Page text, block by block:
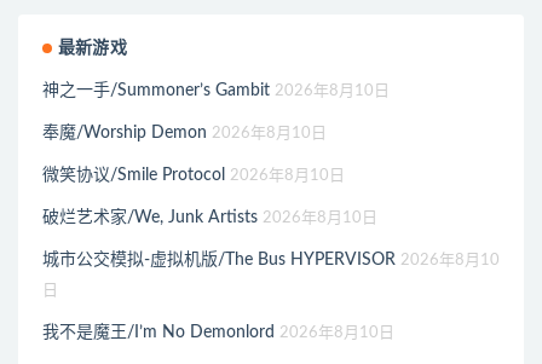
最新游戏
神之一手/Summoner’s Gambit 2026年8月10日
奉魔/Worship Demon 2026年8月10日
微笑协议/Smile Protocol 2026年8月10日
破烂艺术家/We, Junk Artists 2026年8月10日
城市公交模拟-虚拟机版/The Bus HYPERVISOR 2026年8月10
日
我不是魔王/I’m No Demonlord 2026年8月10日